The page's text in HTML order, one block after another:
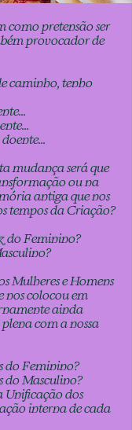
como pretensão ser
provocador de
caminho, tenho
mudança será que
ou na
antiga que nos
tempos da Criação?
do Feminino?
Mulheres e Homens
nos colocou em
ainda
com a nossa
do Feminino?
do Masculino?
dos
interna de cada